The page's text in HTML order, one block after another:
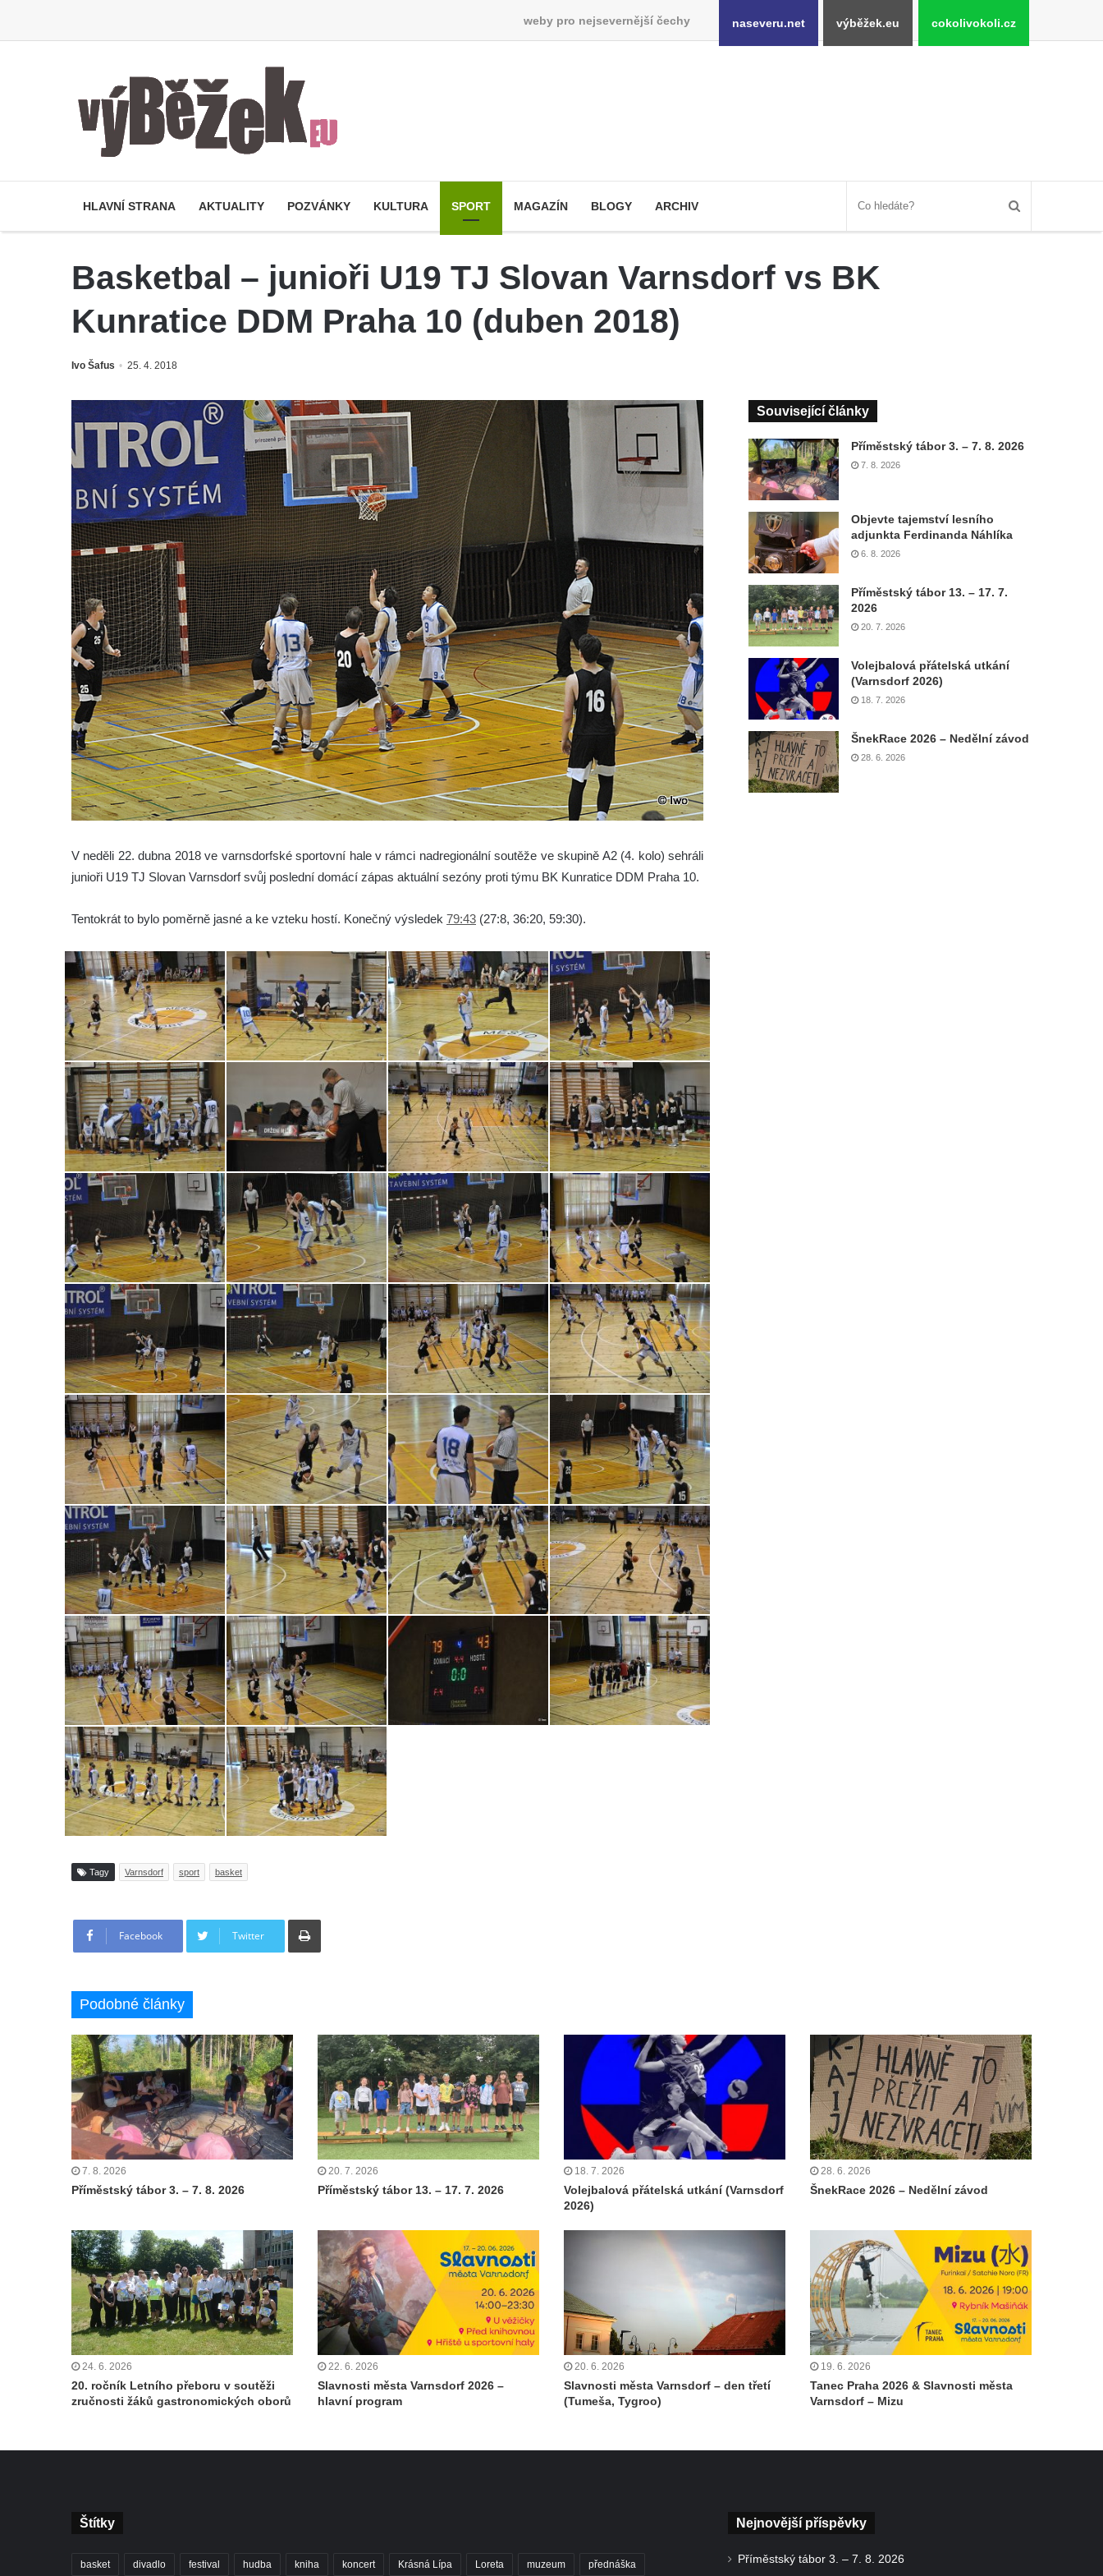
weby pro nejsevernější čechy naseveru.net výběžek.eu cokolivokoli.cz
HLAVNÍ STRANA AKTUALITY POZVÁNKY KULTURA SPORT MAGAZÍN BLOGY ARCHIV
Basketbal – junioři U19 TJ Slovan Varnsdorf vs BK
Kunratice DDM Praha 10 (duben 2018)
Ivo Šafus 25. 4. 2018
V neděli 22. dubna 2018 ve varnsdorfské sportovní hale v rámci nadregionální soutěže ve skupině A2 (4. kolo) sehráli
junioři U19 TJ Slovan Varnsdorf svůj poslední domácí zápas aktuální sezóny proti týmu BK Kunratice DDM Praha 10.
Tentokrát to bylo poměrně jasné a ke vzteku hostí. Konečný výsledek 79:43 (27:8, 36:20, 59:30).
Tagy Varnsdorf sport basket
Facebook Twitter
Tisknout
Související články
Příměstský tábor 3. – 7. 8. 2026
7. 8. 2026
Objevte tajemství lesního
adjunkta Ferdinanda Náhlíka
6. 8. 2026
Příměstský tábor 13. – 17. 7.
2026
20. 7. 2026
Volejbalová přátelská utkání
(Varnsdorf 2026)
18. 7. 2026
ŠnekRace 2026 – Nedělní závod
28. 6. 2026
Podobné články
7. 8. 2026
Příměstský tábor 3. – 7. 8. 2026
20. 7. 2026
Příměstský tábor 13. – 17. 7. 2026
18. 7. 2026
Volejbalová přátelská utkání (Varnsdorf
2026)
28. 6. 2026
ŠnekRace 2026 – Nedělní závod
24. 6. 2026
20. ročník Letního přeboru v soutěži
zručnosti žáků gastronomických oborů
22. 6. 2026
Slavnosti města Varnsdorf 2026 –
hlavní program
20. 6. 2026
Slavnosti města Varnsdorf – den třetí
(Tumeša, Tygroo)
19. 6. 2026
Tanec Praha 2026 & Slavnosti města
Varnsdorf – Mizu
Štítky
basket divadlo festival hudba kniha koncert Krásná Lípa Loreta muzeum přednáška
Nejnovější příspěvky
Příměstský tábor 3. – 7. 8. 2026